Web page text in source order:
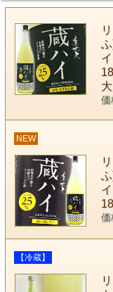
価
NEW
価
【冷蔵】